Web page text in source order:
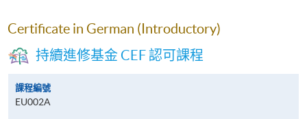
Certificate in German (Introductory)
持續進修基金 CEF 認可課程
課程編號
EU002A